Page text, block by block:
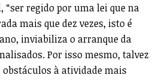
“ser regido por uma lei que na
mais que dez vezes, isto é
inviabiliza o arranque da
Por isso mesmo, talvez
à atividade mais